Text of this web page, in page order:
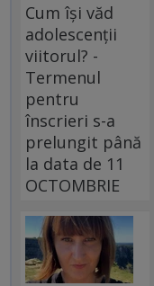
Cum își văd
adolescenții
viitorul? -
Termenul
pentru
înscrieri s-a
prelungit până
la data de 11
OCTOMBRIE